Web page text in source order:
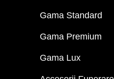
Gama Standard
Gama Premium
Gama Lux